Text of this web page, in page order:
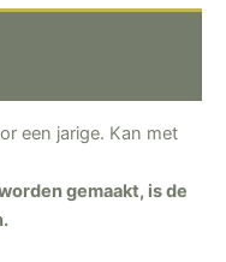
een jarige. Kan met
gemaakt, is de